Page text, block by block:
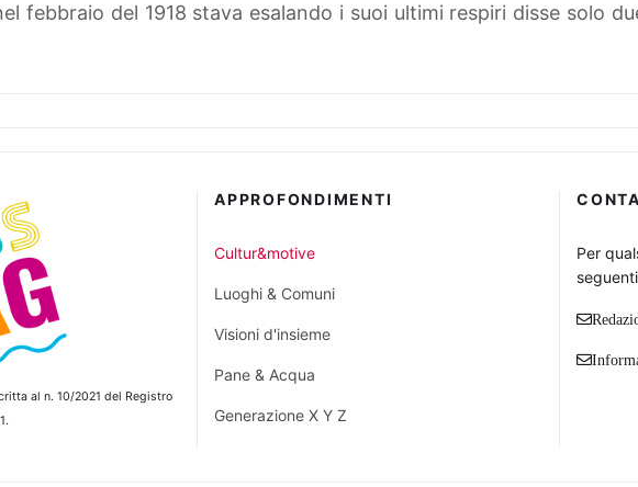
febbraio del 1918 stava esalando i suoi ultimi respiri disse solo
al n. 10/2021 del Registro
APPROFONDIMENTI
Cultur&motive
Luoghi & Comuni
Visioni d'insieme
Pane & Acqua
Generazione X Y Z
Per